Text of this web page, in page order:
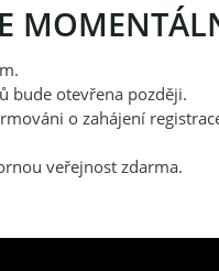
bude otevřena později.
o zahájení
veřejnost zdarma.